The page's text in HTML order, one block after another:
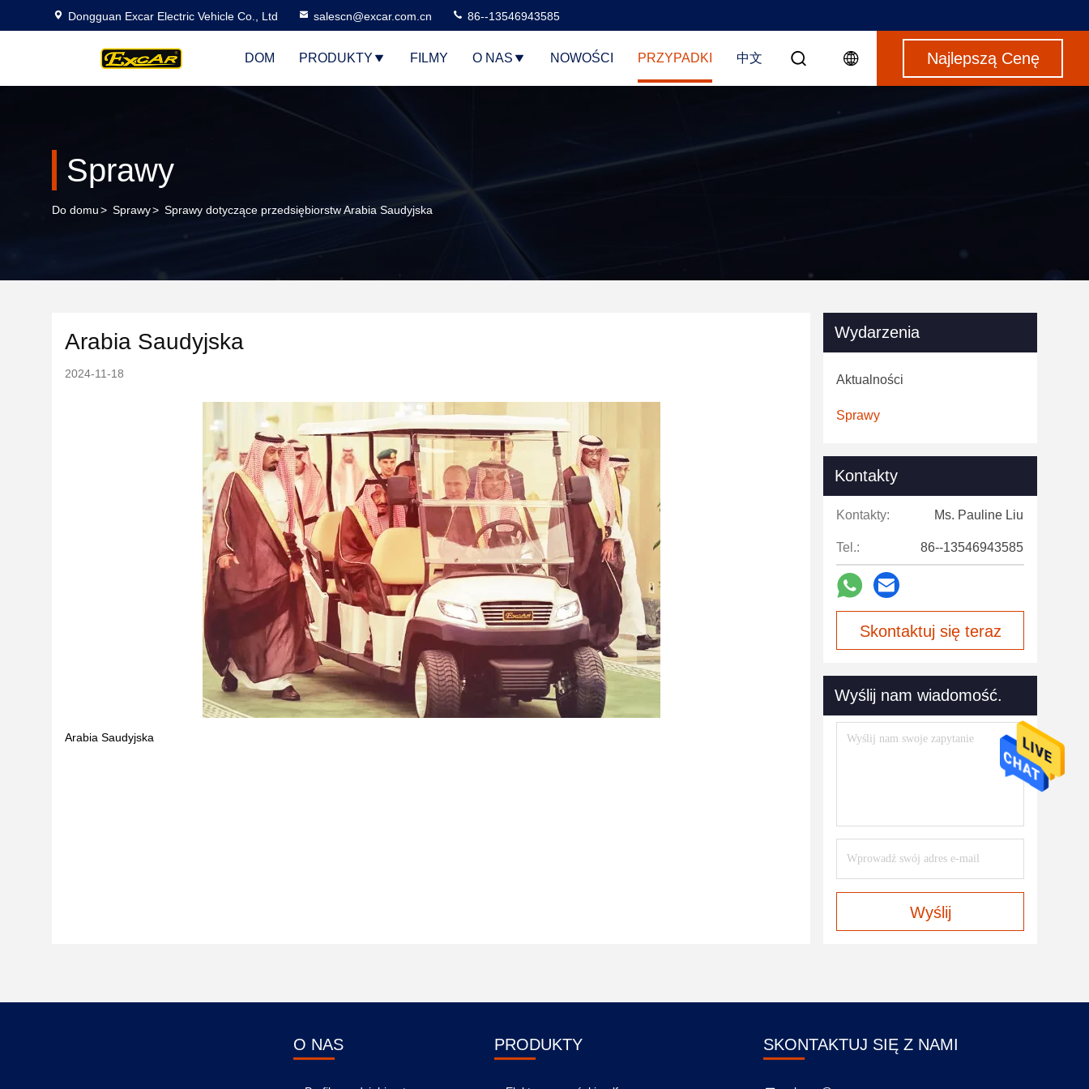
Dongguan Excar Electric Vehicle Co., Ltd salescn@excar.com.cn 86--13546943585
DOM PRODUKTY FILMY O NAS NOWOŚCI PRZYPADKI 中文 Najlepszą Cenę
Sprawy
Do domu> Sprawy> Sprawy dotyczące przedsiębiorstw Arabia Saudyjska
Arabia Saudyjska
2024-11-18
Arabia Saudyjska
Wydarzenia
Aktualności
Sprawy
Kontakty
Kontakty: Ms. Pauline Liu
Tel.: 86--13546943585
Skontaktuj się teraz
Wyślij nam wiadomość.
Wyślij
O NAS PRODUKTY SKONTAKTUJ SIĘ Z NAMI